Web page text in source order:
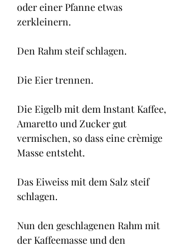
oder einer Pfanne etwas
zerkleinern.
Den Rahm steif schlagen.
Die Eier trennen.
Die Eigelb mit dem Instant Kaffee,
Amaretto und Zucker gut
vermischen, so dass eine crèmige
Masse entsteht.
Das Eiweiss mit dem Salz steif
schlagen.
Nun den geschlagenen Rahm mit
der Kaffeemasse und den